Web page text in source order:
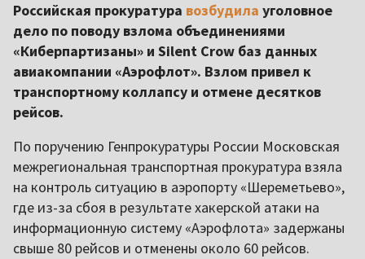
Российская прокуратура возбудила уголовное
дело по поводу взлома объединениями
«Киберпартизаны» и Silent Crow баз данных
авиакомпании «Аэрофлот». Взлом привел к
транспортному коллапсу и отмене десятков
рейсов.
По поручению Генпрокуратуры России Московская
межрегиональная транспортная прокуратура взяла
на контроль ситуацию в аэропорту «Шереметьево»,
где из-за сбоя в результате хакерской атаки на
информационную систему «Аэрофлота» задержаны
свыше 80 рейсов и отменены около 60 рейсов.